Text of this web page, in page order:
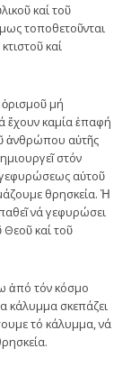
καί τοῦ
τοποθετοῦνται
καί
ὁρισμοῦ μή
ἔχουν καμία ἐπαφή
ἀνθρώπου αὐτῆς
στόν
αὐτοῦ
θρησκεία. Ἡ
νά γεφυρώσει
Θεοῦ καί τοῦ
ἀπό τόν κόσμο
κάλυμμα σκεπάζει
τό κάλυμμα, νά